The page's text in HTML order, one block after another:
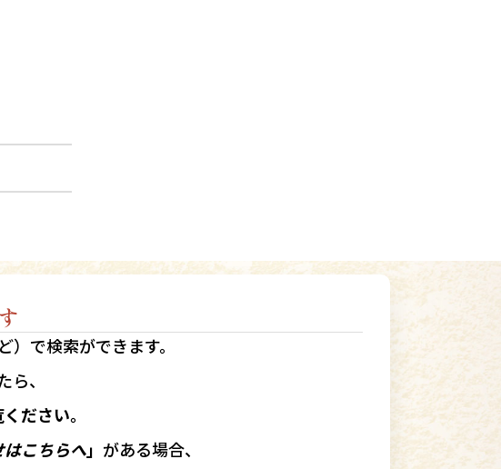
で検索ができます。
、
ださい。
こちらへ」 がある場合、